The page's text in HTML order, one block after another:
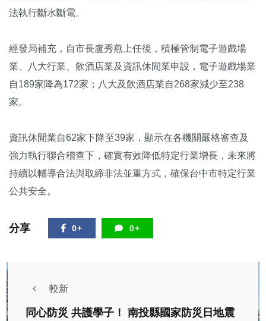
法執行斷水斷電。
經發局補充，自市長盧秀燕上任後，積極管制電子遊戲場
業、八大行業、飲酒店業及資訊休閒業申設，電子遊戲場業
自189家降為172家；八大及飲酒店業自268家減少至238
家。
資訊休閒業自62家下降至39家，顯示在各機關嚴格審查及
強力執行聯合稽查下，確實有效降低特定行業增長，未來將
持續以輔導合法與取締非法並重方式，確保台中市特定行業
公共安全。
分享 0+ 0+
較新
同心防災 共護學子！ 南投縣國家防災日地震